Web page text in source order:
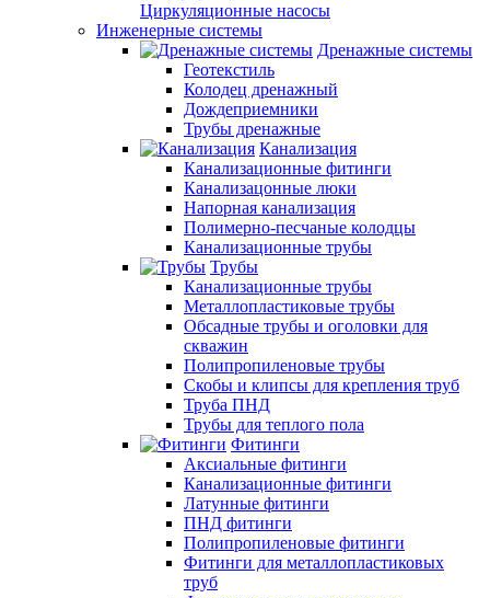
Циркуляционные насосы
Инженерные системы
Дренажные системы
Геотекстиль
Колодец дренажный
Дождеприемники
Трубы дренажные
Канализация
Канализационные фитинги
Канализацонные люки
Напорная канализация
Полимерно-песчаные колодцы
Канализационные трубы
Трубы
Канализационные трубы
Металлопластиковые трубы
Обсадные трубы и оголовки для
скважин
Полипропиленовые трубы
Скобы и клипсы для крепления труб
Труба ПНД
Трубы для теплого пола
Фитинги
Аксиальные фитинги
Канализационные фитинги
Латунные фитинги
ПНД фитинги
Полипропиленовые фитинги
Фитинги для металлопластиковых
труб